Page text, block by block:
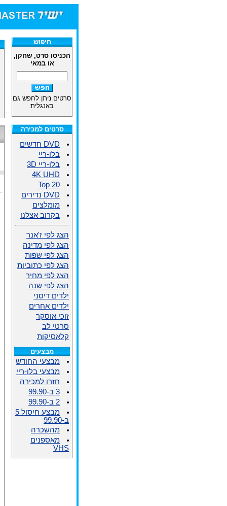
חיפוש
הכניסו סרט, שחקן,
או במאי
סרטים ניתן לחפש גם
באנגלית
סרטים למכירה
DVD חדשים
בלו-ריי
בלו-ריי 3D
4K UHD
Top 20
DVD נדירים
מומלצים
בקרוב אצלנו
הצג לפי ז'אנר
הצג לפי מדינה
הצג לפי שפות
הצג לפי כתוביות
הצג לפי מחיר
הצג לפי שנה
ילדים דיסני
ילדים אחרים
זוכי אוסקר
סרטי לב
קלאסיקות
מבצעים
מבצעי החודש
מבצעי בלו-ריי
חזרו למכירה
3 ב-99.90
2 ב-99.90
מבצע חיסול 5
ב-99.90
מהשכרה
מאספנים
VHS